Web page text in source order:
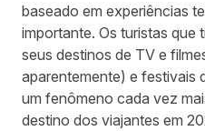
baseado em experiências
importante. Os turistas que
seus destinos de TV e
aparentemente) e festivais
um fenômeno cada vez
destino dos viajantes em